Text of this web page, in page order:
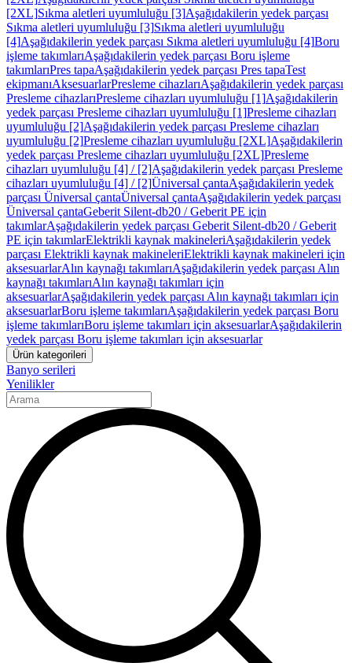
[2XL]Sıkma aletleri uyumluluğu [3]Aşağıdakilerin yedek parçası
Sıkma aletleri uyumluluğu [3]Sıkma aletleri uyumluluğu
[4]Aşağıdakilerin yedek parçası Sıkma aletleri uyumluluğu [4]Boru
işleme takımlarıAşağıdakilerin yedek parçası Boru işleme
takımlarıPres tapaAşağıdakilerin yedek parçası Pres tapaTest
ekipmanıAksesuarlarPresleme cihazlarıAşağıdakilerin yedek parçası
Presleme cihazlarıPresleme cihazları uyumluluğu [1]Aşağıdakilerin
yedek parçası Presleme cihazları uyumluluğu [1]Presleme cihazları
uyumluluğu [2]Aşağıdakilerin yedek parçası Presleme cihazları
uyumluluğu [2]Presleme cihazları uyumluluğu [2XL]Aşağıdakilerin
yedek parçası Presleme cihazları uyumluluğu [2XL]Presleme
cihazları uyumluluğu [4] / [2]Aşağıdakilerin yedek parçası Presleme
cihazları uyumluluğu [4] / [2]Üniversal çantaAşağıdakilerin yedek
parçası Üniversal çantaÜniversal çantaAşağıdakilerin yedek parçası
Üniversal çantaGeberit Silent-db20 / Geberit PE için
takımlarAşağıdakilerin yedek parçası Geberit Silent-db20 / Geberit
PE için takımlarElektrikli kaynak makineleriAşağıdakilerin yedek
parçası Elektrikli kaynak makineleriElektrikli kaynak makineleri için
aksesuarlarAlın kaynağı takımlarıAşağıdakilerin yedek parçası Alın
kaynağı takımlarıAlın kaynağı takımları için
aksesuarlarAşağıdakilerin yedek parçası Alın kaynağı takımları için
aksesuarlarBoru işleme takımlarıAşağıdakilerin yedek parçası Boru
işleme takımlarıBoru işleme takımları için aksesuarlarAşağıdakilerin
yedek parçası Boru işleme takımları için aksesuarlar
Ürün kategorileri
Banyo serileri
Yenilikler